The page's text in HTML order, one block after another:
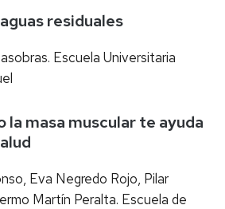
residuales
Escuela Universitaria
la masa muscular te ayuda
Eva Negredo Rojo, Pilar
Martín Peralta. Escuela de